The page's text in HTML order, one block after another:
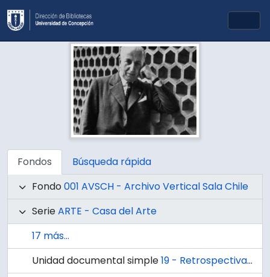
Skip to main content
Fondos
Búsqueda rápida
Fondo 001 AVSCH - Archivo Vertical Sala Chile
SerieARTE - Casa del Arte
17 más...
Unidad documental simple19 - Retrospectiva de Baltazar Hernández: 4 décadas de brillante carrera artística: Ñuble.